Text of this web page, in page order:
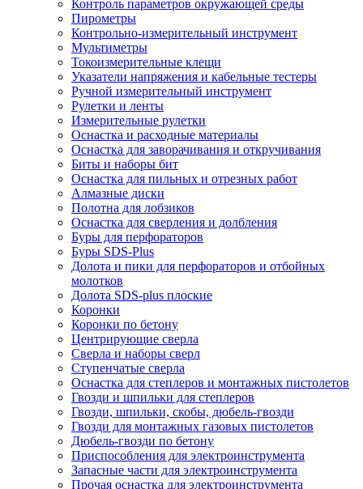
Контроль параметров окружающей среды
Пирометры
Контрольно-измерительный инструмент
Мультиметры
Токоизмерительные клещи
Указатели напряжения и кабельные тестеры
Ручной измерительный инструмент
Рулетки и ленты
Измерительные рулетки
Оснастка и расходные материалы
Оснастка для заворачивания и откручивания
Биты и наборы бит
Оснастка для пильных и отрезных работ
Алмазные диски
Полотна для лобзиков
Оснастка для сверления и долбления
Буры для перфораторов
Буры SDS-Plus
Долота и пики для перфораторов и отбойных
молотков
Долота SDS-plus плоские
Коронки
Коронки по бетону
Центрирующие сверла
Сверла и наборы сверл
Ступенчатые сверла
Оснастка для степлеров и монтажных пистолетов
Гвозди и шпильки для степлеров
Гвозди, шпильки, скобы, дюбель-гвозди
Гвозди для монтажных газовых пистолетов
Дюбель-гвозди по бетону
Приспособления для электроинструмента
Запасные части для электроинструмента
Прочая оснастка для электроинструмента